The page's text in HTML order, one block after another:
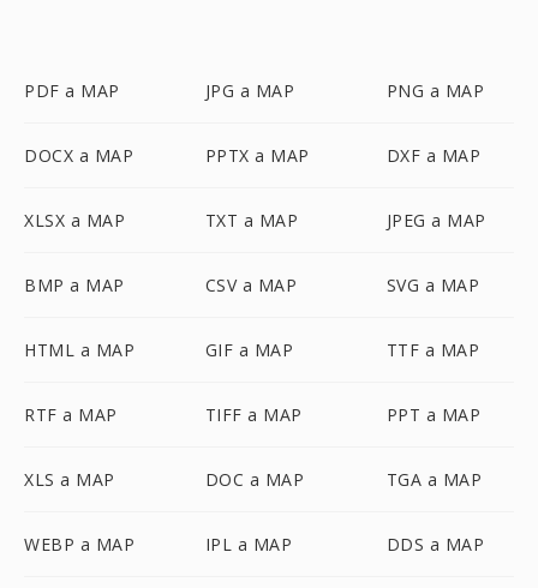
PDF a MAP JPG a MAP PNG a MAP
DOCX a MAP PPTX a MAP DXF a MAP
XLSX a MAP TXT a MAP JPEG a MAP
BMP a MAP CSV a MAP SVG a MAP
HTML a MAP GIF a MAP TTF a MAP
RTF a MAP TIFF a MAP PPT a MAP
XLS a MAP DOC a MAP TGA a MAP
WEBP a MAP IPL a MAP DDS a MAP